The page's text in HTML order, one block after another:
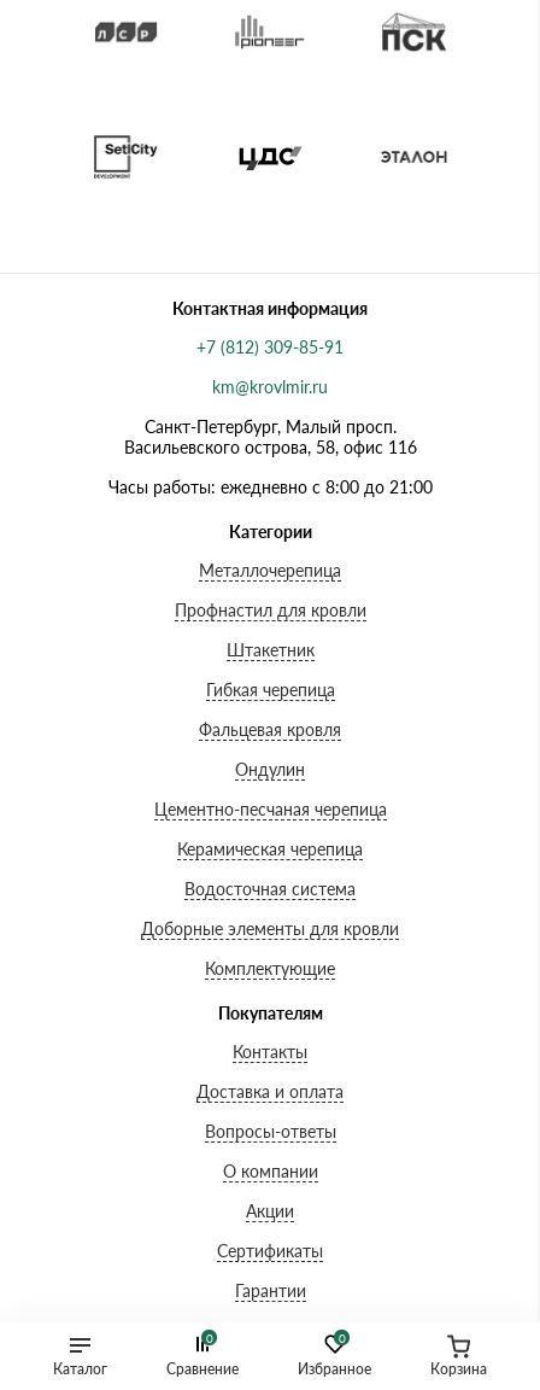
Каталог
0
Избранное
0
Сравнение Корзина
Контактная информация
+7 (812) 309-85-91
km@krovlmir.ru
Санкт-Петербург, Малый просп.
Васильевского острова, 58, офис 116
Часы работы: ежедневно с 8:00 до 21:00
Категории
Металлочерепица
Профнастил для кровли
Штакетник
Гибкая черепица
Фальцевая кровля
Ондулин
Цементно-песчаная черепица
Керамическая черепица
Водосточная система
Доборные элементы для кровли
Комплектующие
Покупателям
Контакты
Доставка и оплата
Вопросы-ответы
О компании
Акции
Сертификаты
Гарантии